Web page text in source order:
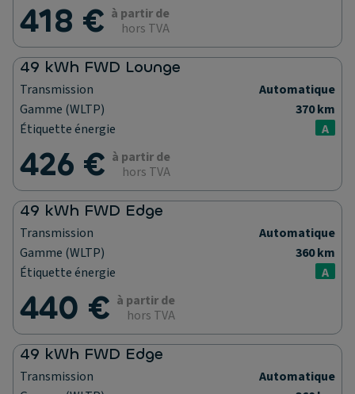
418 € à partir de
hors TVA
49 kWh FWD Lounge
Transmission
Automatique
Gamme (WLTP)
370 km
Étiquette énergie
A
426 € à partir de
hors TVA
49 kWh FWD Edge
Transmission
Automatique
Gamme (WLTP)
360 km
Étiquette énergie
A
440 € à partir de
hors TVA
49 kWh FWD Edge
Transmission
Automatique